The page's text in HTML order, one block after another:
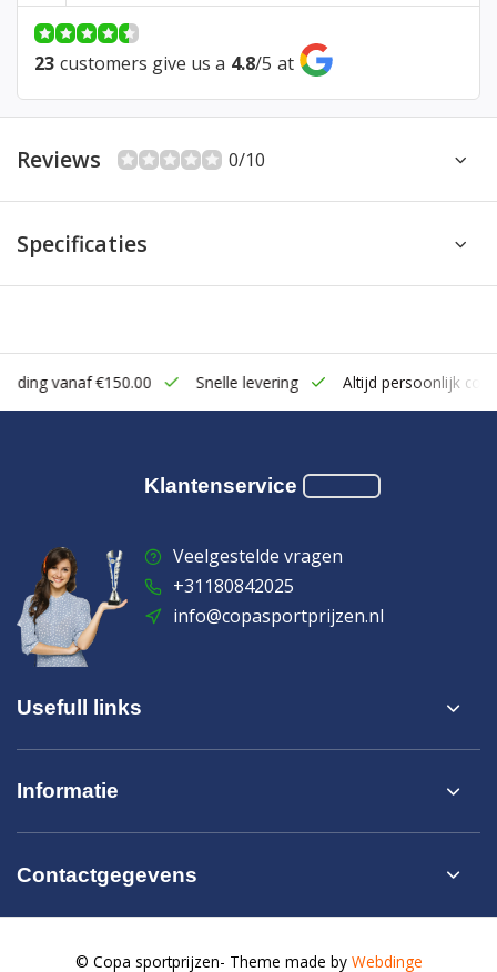
23 customers give us a 4.8/5 at
Reviews 0/10
Specificaties
vanaf €150.00 Snelle levering Altijd persoonlijk
Klantenservice
Veelgestelde vragen
+31180842025
info@copasportprijzen.nl
Usefull links
Informatie
Contactgegevens
© Copa sportprijzen- Theme made by Webdinge